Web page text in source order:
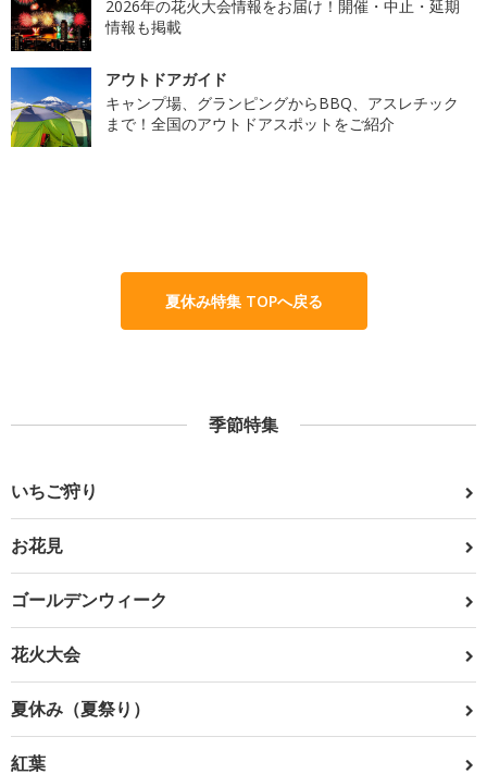
2026年の花火大会情報をお届け！開催・中止・延期
情報も掲載
アウトドアガイド
キャンプ場、グランピングからBBQ、アスレチック
まで！全国のアウトドアスポットをご紹介
夏休み特集 TOPへ戻る
季節特集
いちご狩り
お花見
ゴールデンウィーク
花火大会
夏休み（夏祭り）
紅葉